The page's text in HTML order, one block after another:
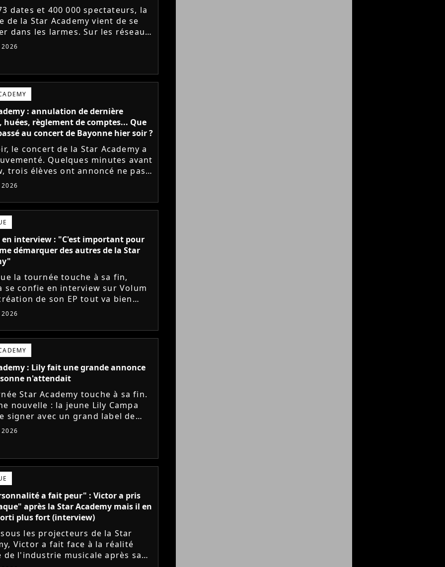
dates et 400 000 spectateurs, la
de la Star Academy vient de se
dans les larmes. Sur les réseaux
les élèves adressent un dernier
au public...
: annulation de dernière
règlement de comptes... Que
au concert de Bayonne hier soir ?
le concert de la Star Academy a
Quelques minutes avant
trois élèves ont annoncé ne pas
sur scène pour des
politiques. Leur...
en interview : "C'est important pour
démarquer des autres de la Star
la tournée touche à sa fin,
se confie en interview sur Volum
de son EP tout va bien
son envie de gommer l'étiquette
le jeu...
: Lily fait une grande annonce
n'attendait
Star Academy touche à sa fin.
nouvelle : la jeune Lily Campa
signer avec un grand label de
en France.
a fait peur" : Victor a pris
après la Star Academy mais il en
plus fort (interview)
sous les projecteurs de la Star
Victor a fait face à la réalité
de l'industrie musicale après sa